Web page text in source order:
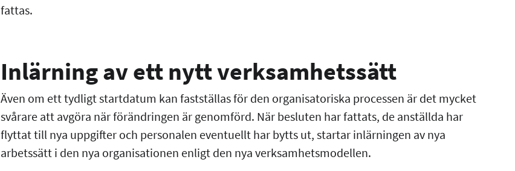
fattas.
Inlärning av ett nytt verksamhetssätt
Även om ett tydligt startdatum kan fastställas för den organisatoriska processen är det mycket
svårare att avgöra när förändringen är genomförd. När besluten har fattats, de anställda har
flyttat till nya uppgifter och personalen eventuellt har bytts ut, startar inlärningen av nya
arbetssätt i den nya organisationen enligt den nya verksamhetsmodellen.